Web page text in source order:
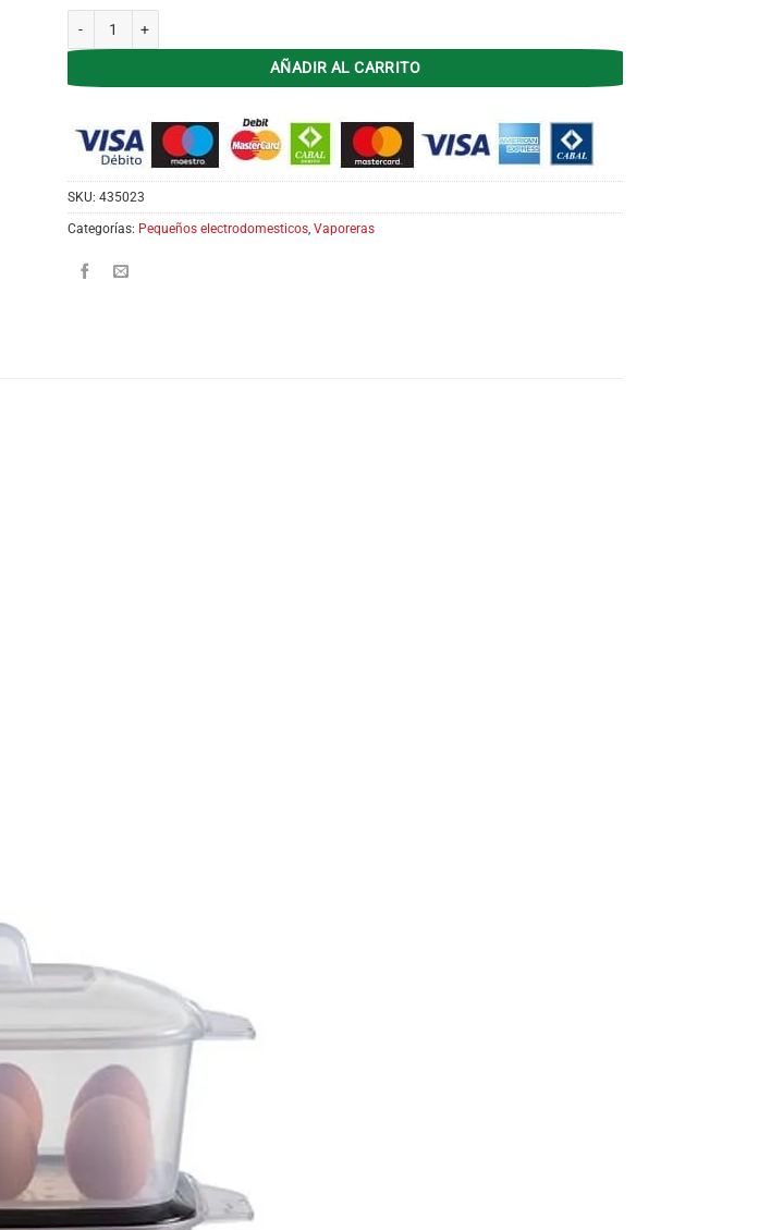
AÑADIR AL CARRITO
SKU: 435023
Categorías: Pequeños electrodomesticos, Vaporeras